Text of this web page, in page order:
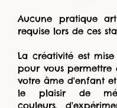
Aucune pratique
requise lors de ces
La créativité est
pour vous permettre
votre âme d'enfant
le plaisir de
couleurs,